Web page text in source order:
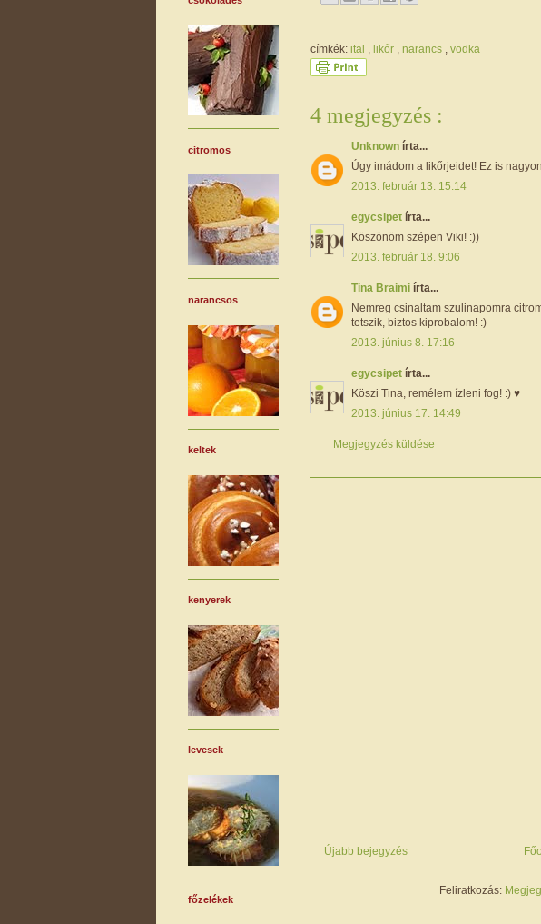
címkék: ital likőr narancs vodka
4 megjegyzés :
Unknown írta...
Úgy imádom a likőrjeidet! Ez is
2013. február 13. 15:14
egycsipet írta...
Köszönöm szépen Viki! :))
2013. február 18. 9:06
Tina Braimi írta...
Nemreg csinaltam szulinapomra
tetszik, biztos kiprobalom! :)
2013. június 8. 17:16
egycsipet írta...
Köszi Tina, remélem ízleni fog! :) ♥
2013. június 17. 14:49
Megjegyzés küldése
Újabb bejegyzés
Feliratkozás:
citromos
narancsos
keltek
kenyerek
levesek
főzelékek